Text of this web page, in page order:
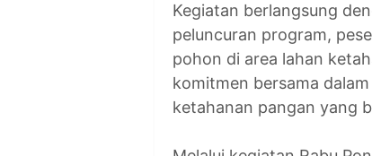
Kegiatan berlangsung
peluncuran program,
pohon di area lahan
komitmen bersama
ketahanan pangan yang